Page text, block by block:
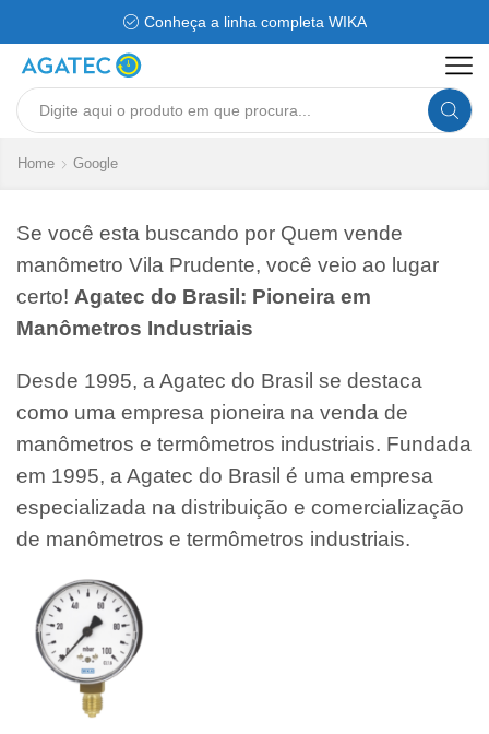
Conheça a linha completa WIKA
Search
Home Google
Se você esta buscando por Quem vende
manômetro Vila Prudente, você veio ao lugar
certo! Agatec do Brasil: Pioneira em
Manômetros Industriais
Desde 1995, a Agatec do Brasil se destaca
como uma empresa pioneira na venda de
manômetros e termômetros industriais. Fundada
em 1995, a Agatec do Brasil é uma empresa
especializada na distribuição e comercialização
de manômetros e termômetros industriais.